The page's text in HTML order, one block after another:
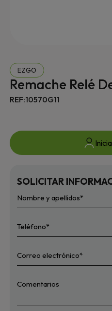
EZGO
Remache Relé
REF:10570G11
SOLICITAR